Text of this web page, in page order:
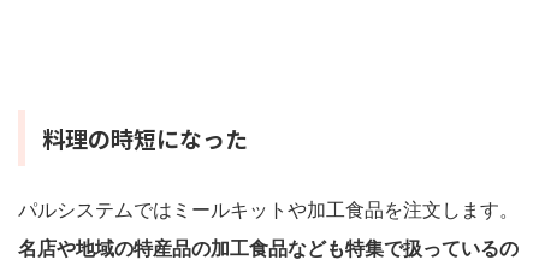
料理の時短になった
パルシステムではミールキットや加工食品を注文します。
名店や地域の特産品の加工食品なども特集で扱っているの